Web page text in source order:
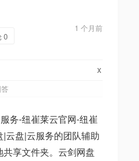
1 个月前
0
x
务-纽崔莱云官网-纽崔
云盘|云服务的团队辅助
享文件夹。云剑网盘